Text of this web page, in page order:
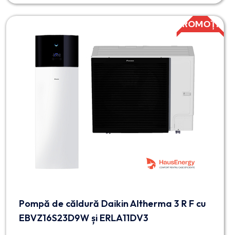
PROMOȚIE
Pompă de căldură Daikin Altherma 3 R F cu
EBVZ16S23D9W și ERLA11DV3